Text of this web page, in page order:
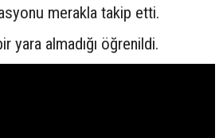
merakla takip etti.
yara almadığı öğrenildi.